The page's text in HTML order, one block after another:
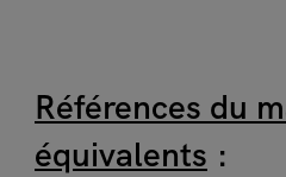
Références du
équivalents :